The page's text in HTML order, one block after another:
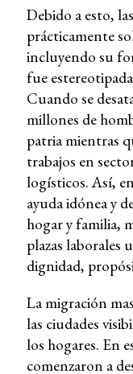
Debido a esto,
prácticamente
incluyendo su
fue
Cuando se
millones de
patria mientras
trabajos en
logísticos. Así,
ayuda idónea y
hogar y familia,
plazas laborales
dignidad,
La migración
las ciudades
los hogares. En
comenzaron a